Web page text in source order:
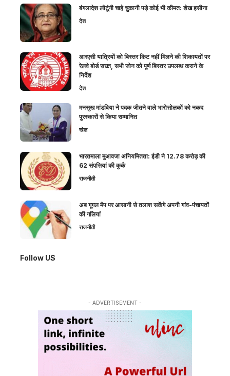
बंगलादेश लौटूंगी चाहे चुकानी पड़े कोई भी कीमत: शेख हसीना
देश
आरएसी यात्रियों को बिस्तर किट नहीं मिलने की शिकायतों पर
रेलवे बोर्ड सख्त, सभी जोन को पूर्ण बिस्तर उपलब्ध कराने के
निर्देश
देश
मनसुख मांडविया ने पदक जीतने वाले भारोत्तोलकों को नकद
पुरस्कारों से किया सम्मानित
खेल
भारतमाला मुआवजा अनियमितता: ईडी ने 12.78 करोड़ की
62 संपत्तियां की कुर्क
राजनीती
अब गूगल मैप पर आसानी से तलाश सकेंगे अपनी गांव-पंचायतों
की गलियां
राजनीती
Follow US
- ADVERTISEMENT -